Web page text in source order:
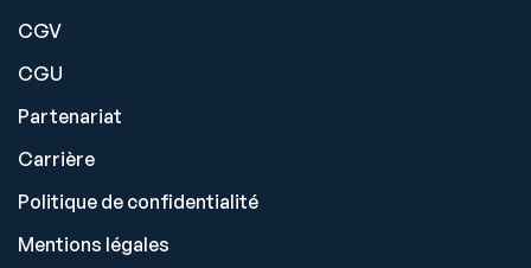
CGV
CGU
Partenariat
Carrière
Politique de confidentialité
Mentions légales